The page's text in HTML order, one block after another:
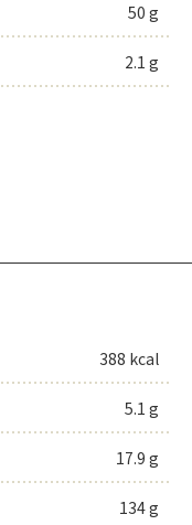
50 g
2.1 g
388 kcal
5.1 g
17.9 g
134 g